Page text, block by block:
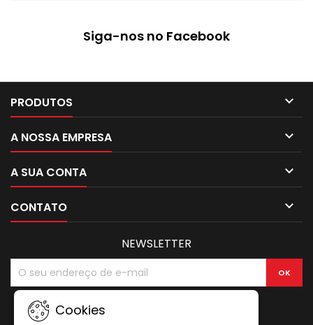
Siga-nos no Facebook
PRODUTOS 
A NOSSA EMPRESA 
A SUA CONTA 
CONTATO 
Cookies
NEWSLETTER